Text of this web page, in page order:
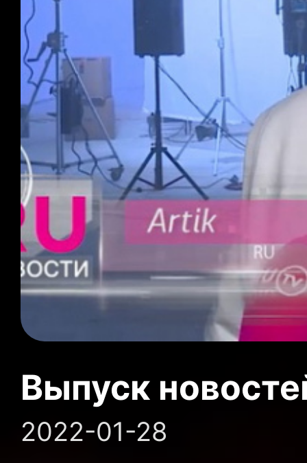
Выпуск
2022-01-28